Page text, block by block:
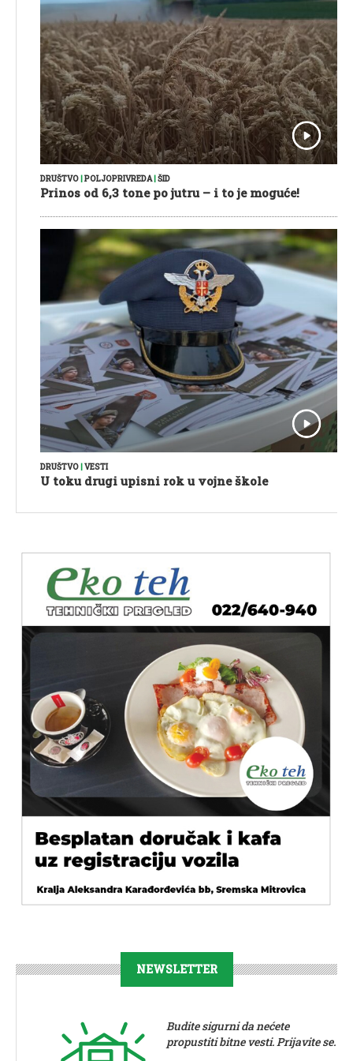
DRUŠTVO POLJOPRIVREDA| ŠID
Prinos od 6,3 tone po jutru – i to je moguće!
DRUŠTVO VESTI
U toku drugi upisni rok u vojne škole
NEWSLETTER
Budite sigurni da nećete
propustiti bitne vesti. Prijavite se.